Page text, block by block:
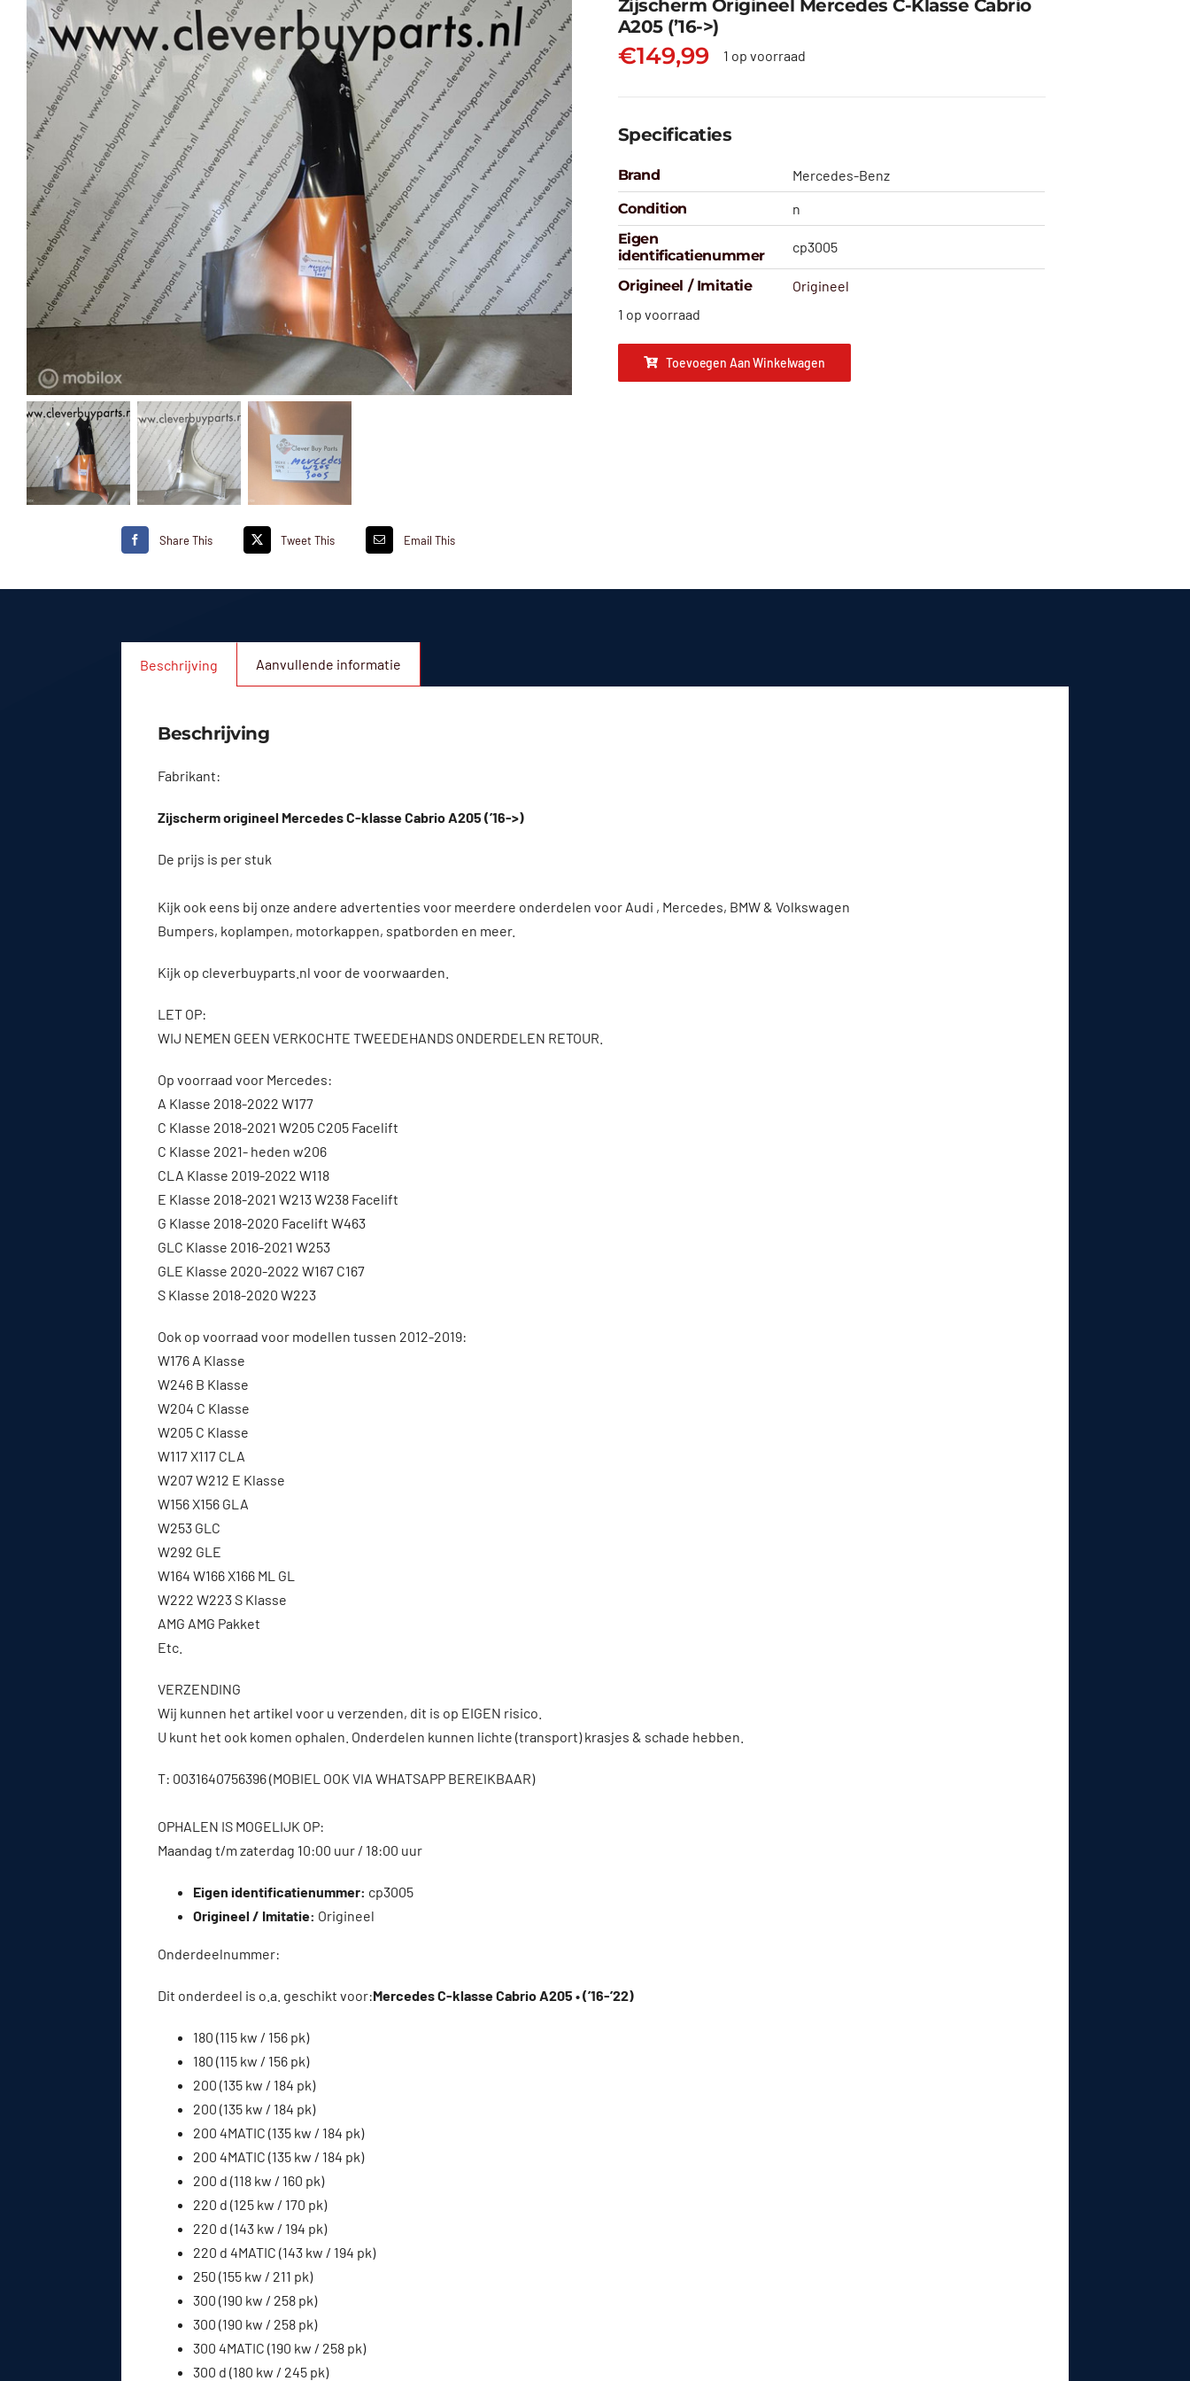
Share This Tweet This Email This
Zijscherm Origineel Mercedes C-Klasse Cabrio
A205 (’16->)
€149,99 1 op voorraad
Specificaties
Brand
Mercedes-Benz
Condition
n
Eigen
identificatienummer
cp3005
Origineel / Imitatie
Origineel
1 op voorraad
Toevoegen Aan Winkelwagen
Beschrijving Aanvullende informatie
Beschrijving
Fabrikant:
Zijscherm origineel Mercedes C-klasse Cabrio A205 (’16->)
De prijs is per stuk
Kijk ook eens bij onze andere advertenties voor meerdere onderdelen voor Audi , Mercedes, BMW & Volkswagen
Bumpers, koplampen, motorkappen, spatborden en meer.
Kijk op cleverbuyparts.nl voor de voorwaarden.
LET OP:
WIJ NEMEN GEEN VERKOCHTE TWEEDEHANDS ONDERDELEN RETOUR.
Op voorraad voor Mercedes:
A Klasse 2018-2022 W177
C Klasse 2018-2021 W205 C205 Facelift
C Klasse 2021- heden w206
CLA Klasse 2019-2022 W118
E Klasse 2018-2021 W213 W238 Facelift
G Klasse 2018-2020 Facelift W463
GLC Klasse 2016-2021 W253
GLE Klasse 2020-2022 W167 C167
S Klasse 2018-2020 W223
Ook op voorraad voor modellen tussen 2012-2019:
W176 A Klasse
W246 B Klasse
W204 C Klasse
W205 C Klasse
W117 X117 CLA
W207 W212 E Klasse
W156 X156 GLA
W253 GLC
W292 GLE
W164 W166 X166 ML GL
W222 W223 S Klasse
AMG AMG Pakket
Etc.
VERZENDING
Wij kunnen het artikel voor u verzenden, dit is op EIGEN risico.
U kunt het ook komen ophalen. Onderdelen kunnen lichte (transport) krasjes & schade hebben.
T: 0031640756396 (MOBIEL OOK VIA WHATSAPP BEREIKBAAR)
OPHALEN IS MOGELIJK OP:
Maandag t/m zaterdag 10:00 uur / 18:00 uur
Eigen identificatienummer: cp3005
Origineel / Imitatie: Origineel
Onderdeelnummer:
Dit onderdeel is o.a. geschikt voor:Mercedes C-klasse Cabrio A205 • (’16-’22)
180 (115 kw / 156 pk)
180 (115 kw / 156 pk)
200 (135 kw / 184 pk)
200 (135 kw / 184 pk)
200 4MATIC (135 kw / 184 pk)
200 4MATIC (135 kw / 184 pk)
200 d (118 kw / 160 pk)
220 d (125 kw / 170 pk)
220 d (143 kw / 194 pk)
220 d 4MATIC (143 kw / 194 pk)
250 (155 kw / 211 pk)
300 (190 kw / 258 pk)
300 (190 kw / 258 pk)
300 4MATIC (190 kw / 258 pk)
300 d (180 kw / 245 pk)